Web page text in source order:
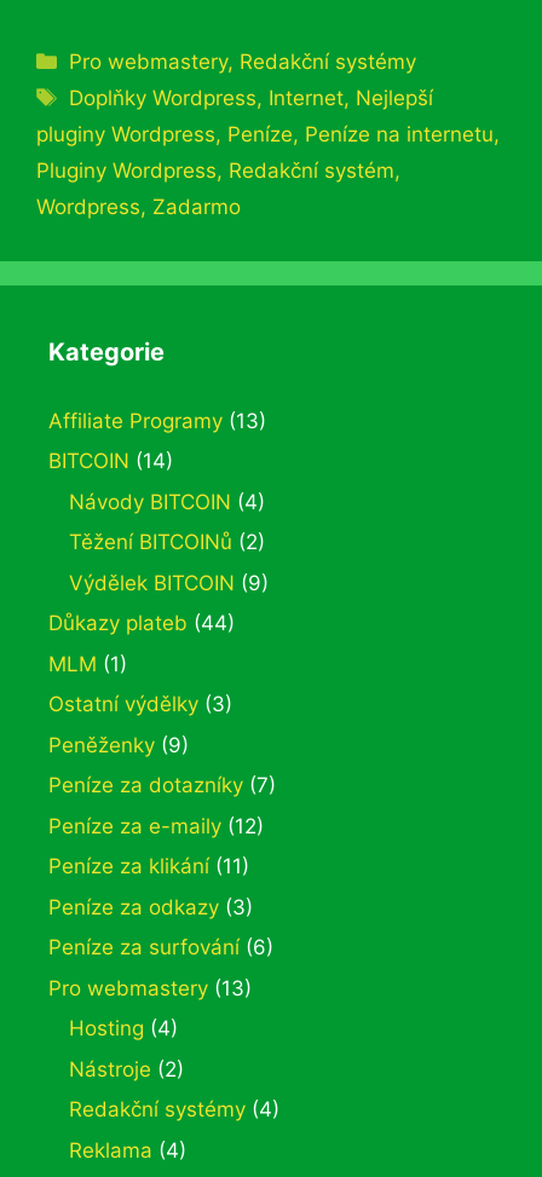
Rubriky
Pro webmastery, Redakční systémy
Štítky
Doplňky Wordpress, Internet, Nejlepší
pluginy Wordpress, Peníze, Peníze na internetu,
Pluginy Wordpress, Redakční systém,
Wordpress, Zadarmo
Kategorie
Affiliate Programy (13)
BITCOIN (14)
Návody BITCOIN (4)
Těžení BITCOINů (2)
Výdělek BITCOIN (9)
Důkazy plateb (44)
MLM (1)
Ostatní výdělky (3)
Peněženky (9)
Peníze za dotazníky (7)
Peníze za e-maily (12)
Peníze za klikání (11)
Peníze za odkazy (3)
Peníze za surfování (6)
Pro webmastery (13)
Hosting (4)
Nástroje (2)
Redakční systémy (4)
Reklama (4)